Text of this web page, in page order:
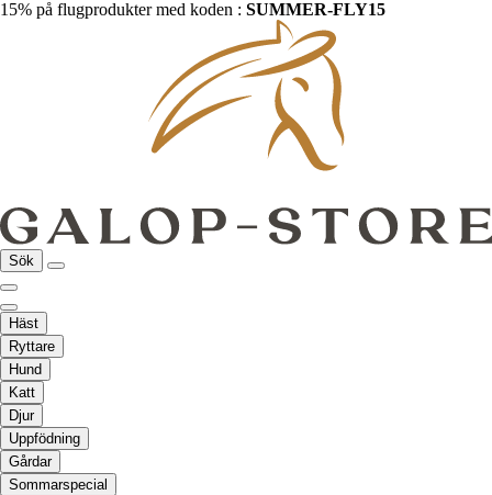
15% på flugprodukter med koden : SUMMER-FLY15
Sök
Häst
Ryttare
Hund
Katt
Djur
Uppfödning
Gårdar
Sommarspecial